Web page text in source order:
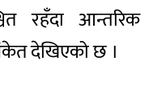
रहँदा आन्तरिक
देखिएको छ ।